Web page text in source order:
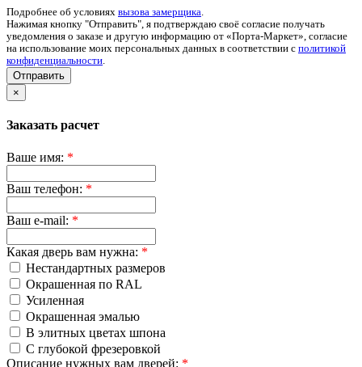
Подробнее об условиях вызова замерщика.
Нажимая кнопку "Отправить", я подтверждаю своё согласие получать
уведомления о заказе и другую информацию от «Порта-Маркет», согласие
на использование моих персональных данных в соответствии с политикой
конфиденциальности.
Отправить
×
Заказать расчет
Ваше имя: *
Ваш телефон: *
Ваш e-mail: *
Какая дверь вам нужна: *
Нестандартных размеров
Окрашенная по RAL
Усиленная
Окрашенная эмалью
В элитных цветах шпона
С глубокой фрезеровкой
Описание нужных вам дверей: *